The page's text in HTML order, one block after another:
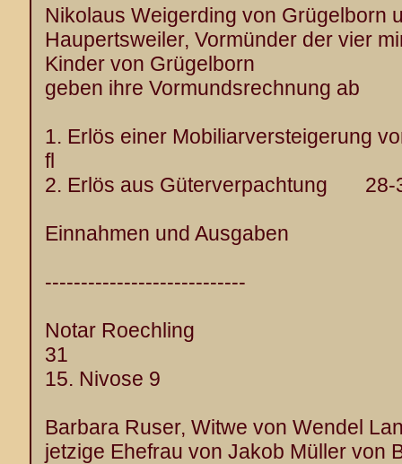
Nikolaus Weigerding von Grügelborn
Haupertsweiler, Vormünder der vier
Kinder von Grügelborn
geben ihre Vormundsrechnung ab
1. Erlös einer Mobiliarversteigerung
fl
2. Erlös aus Güterverpachtung 28-
Einnahmen und Ausgaben
----------------------------
Notar Roechling
31
15. Nivose 9
Barbara Ruser, Witwe von Wendel
jetzige Ehefrau von Jakob Müller von